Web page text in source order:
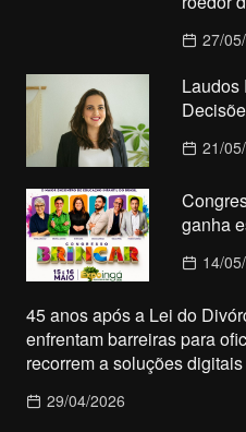
27/
Laudos
21/
ganha
14/
45 anos após a Lei do
enfrentam barreiras para
recorrem a soluções digitais
29/04/2026